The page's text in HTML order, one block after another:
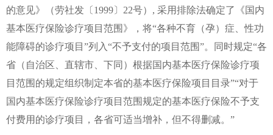
的意见》（劳社发〔1999〕22号）, 采用排除法确定了《国内
基本医疗保险诊疗项目范围》，将“各种不育（孕）症、性功
能障碍的诊疗项目”列入“不予支付的项目范围”。同时规定“各
省（自治区、直辖市、下同）根据国内基本医疗保险诊疗项
目范围的规定组织制定本省的基本医疗保险项目目录”“对于
国内基本医疗保险诊疗项目范围规定的基本医疗保险不予支
付费用的诊疗项目，各省可适当增补，但不得删减。”